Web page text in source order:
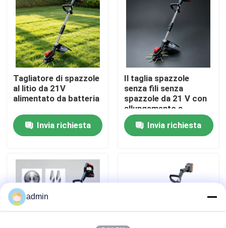
Su di noi
display di fabbrica
Contattaci
Chiedi un preventivo
Motosega della benzina
Mini Chainsaw tenuto in mano
Tagliatore di spazzole
al litio da 21V
alimentato da batteria
Invia richiesta
Il taglia spazzole
senza fili senza
spazzole da 21 V con
allungamento a
manico D consente di
guidare con una sola
mano, facilitando le
Invia richiesta
admin